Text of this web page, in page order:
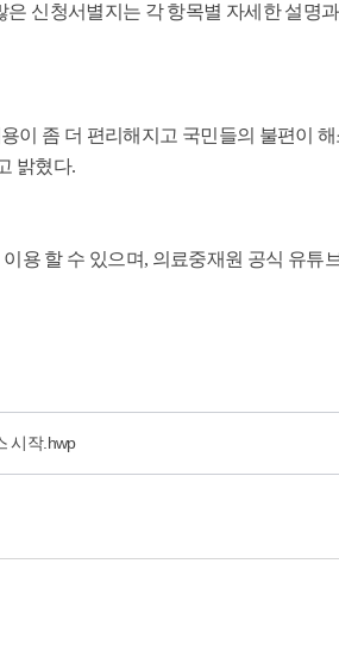
신청서별지는 각 항목별 자세한 설명
좀 더 편리해지고 국민들의 불편이
밝혔다.
용 할 수 있으며, 의료중재원 공식 유튜
시작.hwp